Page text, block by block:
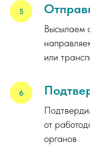
Высылаем
или
от
органов